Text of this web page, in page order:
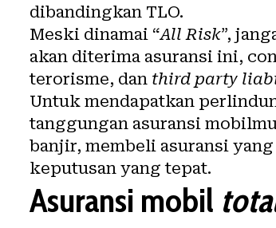
dibandingkan TLO.
Meski dinamai “All Risk”,
akan diterima asuransi ini,
terorisme, dan third party
Untuk mendapatkan
tanggungan asuransi
banjir, membeli asuransi
keputusan yang tepat.
Asuransi mobil